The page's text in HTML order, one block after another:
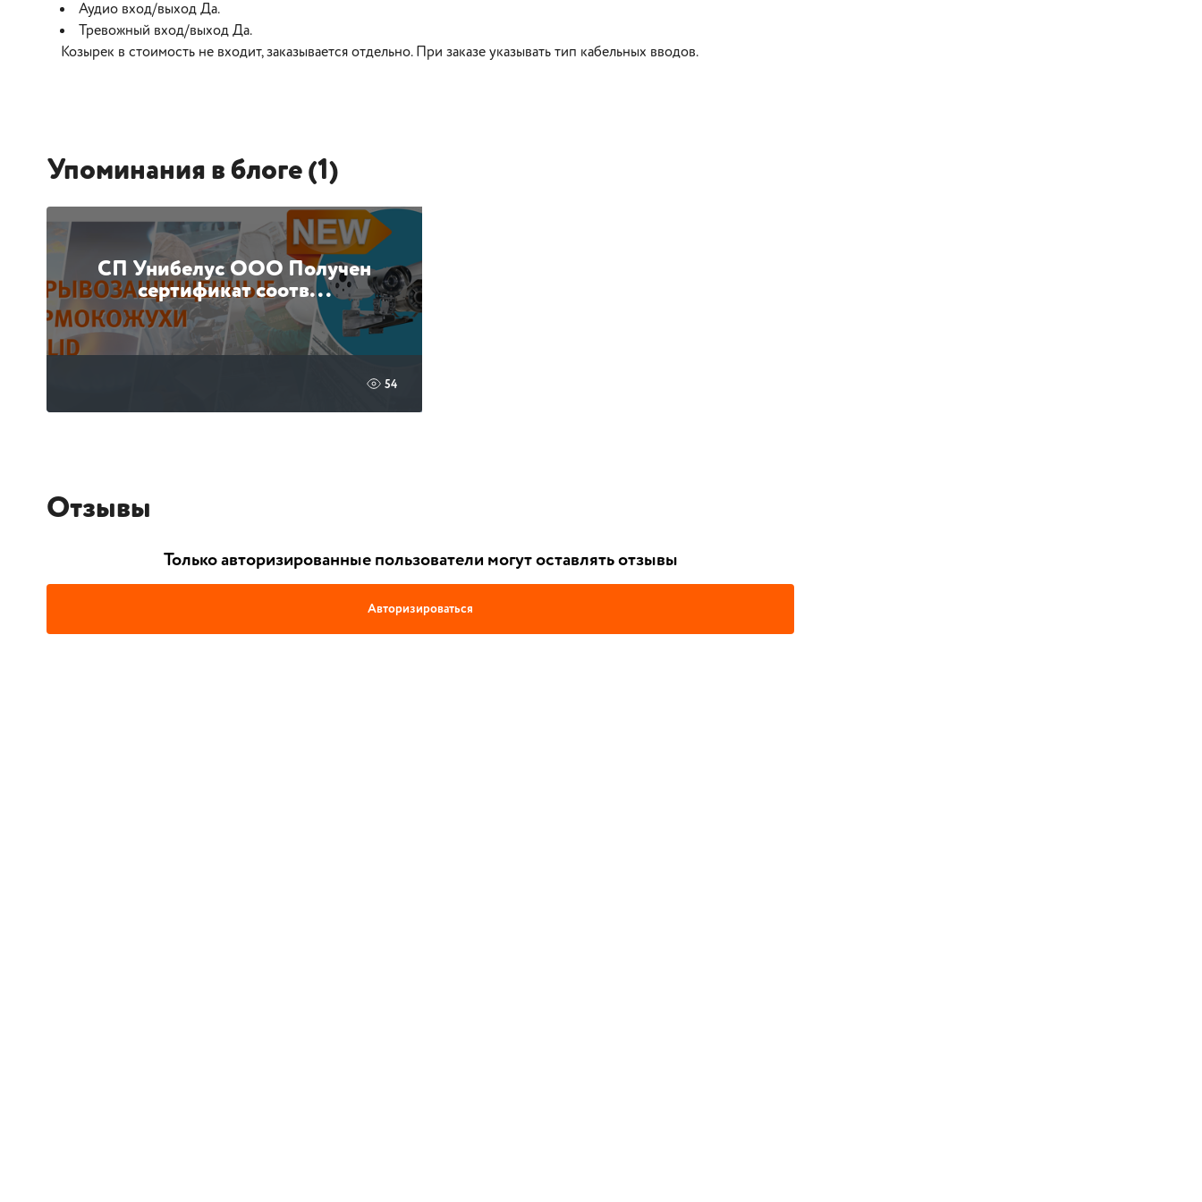
Аудио вход/выход Да.
Тревожный вход/выход Да.
Козырек в стоимость не входит, заказывается отдельно. При заказе указывать тип кабельных вводов.
Упоминания в блоге (1)
СП Унибелус ООО Получен
сертификат соотв...
54
Отзывы
Только авторизированные пользователи могут оставлять отзывы
Авторизироваться